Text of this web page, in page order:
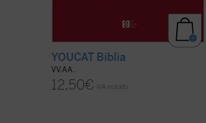
YOUCAT Biblia
VV.AA.
12,50€ IVA incluido